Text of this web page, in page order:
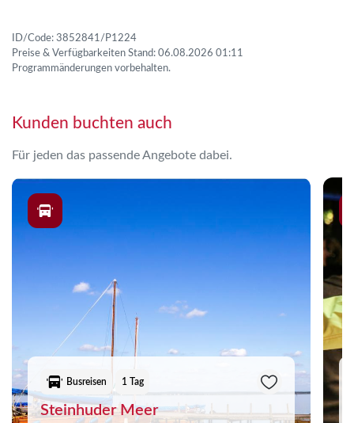
ID/Code: 3852841/P1224
Preise & Verfügbarkeiten Stand: 06.08.2026 01:11
Programmänderungen vorbehalten.
Kunden buchten auch
Für jeden das passende Angebote dabei.
Busreisen 1 Tag
Steinhuder Meer